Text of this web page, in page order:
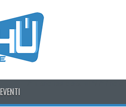
EVENTI